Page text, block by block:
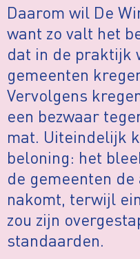
Daarom wil De
want zo valt het
dat in de praktijk
gemeenten
Vervolgens
een bezwaar
mat. Uiteindelijk
beloning: het
de gemeenten
nakomt, terwijl
zou zijn
standaarden.